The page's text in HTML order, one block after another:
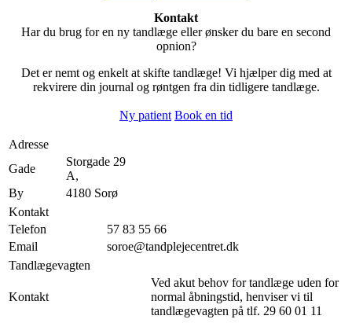
Kontakt
Har du brug for en ny tandlæge eller ønsker du bare en second
opnion?
Det er nemt og enkelt at skifte tandlæge! Vi hjælper dig med at
rekvirere din journal og røntgen fra din tidligere tandlæge.
Ny patient Book en tid
Adresse
Gade
Storgade 29
A,
By
4180 Sorø
Kontakt
Telefon
57 83 55 66
Email
soroe@tandplejecentret.dk
Tandlægevagten
Kontakt
Ved akut behov for tandlæge uden for
normal åbningstid, henviser vi til
tandlægevagten på tlf. 29 60 01 11